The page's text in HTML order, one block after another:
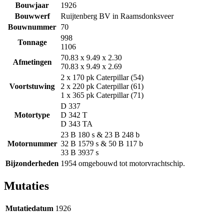
Bouwjaar
1926
Bouwwerf
Ruijtenberg BV in Raamsdonksveer
Bouwnummer 70
Tonnage
998
1106
Afmetingen
70.83 x 9.49 x 2.30
70.83 x 9.49 x 2.69
Voortstuwing
2 x 170 pk Caterpillar (54)
2 x 220 pk Caterpillar (61)
1 x 365 pk Caterpillar (71)
Motortype
D 337
D 342 T
D 343 TA
Motornummer
23 B 180 s & 23 B 248 b
32 B 1579 s & 50 B 117 b
33 B 3937 s
Bijzonderheden 1954 omgebouwd tot motorvrachtschip.
Mutaties
Mutatiedatum 1926